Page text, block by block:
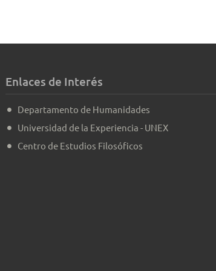
Enlaces de Interés
Departamento de Humanidades
Universidad de la Experiencia - UNEX
Centro de Estudios Filosóficos